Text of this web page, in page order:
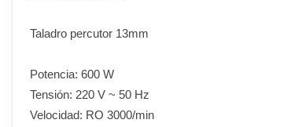
Taladro percutor 13mm
Potencia: 600 W
Tensión: 220 V ~ 50 Hz
Velocidad: RO 3000/min